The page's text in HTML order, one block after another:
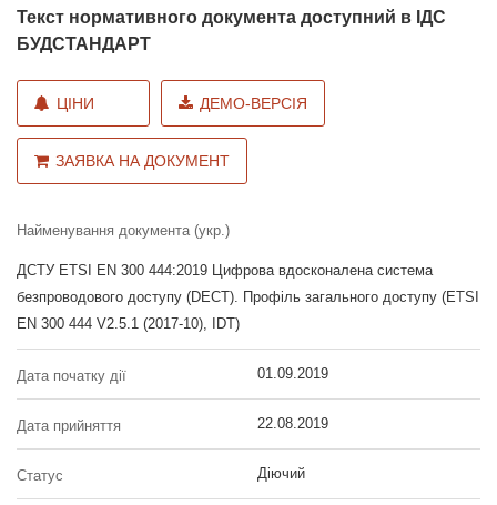
Текст нормативного документа доступний в ІДС
БУДСТАНДАРТ
ЦІНИ ДЕМО-ВЕРСІЯ
ЗАЯВКА НА ДОКУМЕНТ
Найменування документа (укр.)
ДСТУ ETSI EN 300 444:2019 Цифрова вдосконалена система
безпроводового доступу (DECT). Профіль загального доступу (ETSI
EN 300 444 V2.5.1 (2017-10), IDT)
Дата початку дії 01.09.2019
Дата прийняття 22.08.2019
Статус Діючий